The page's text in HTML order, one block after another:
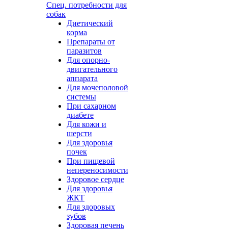
Спец. потребности для
собак
Диетический
корма
Препараты от
паразитов
Для опорно-
двигательного
аппарата
Для мочеполовой
системы
При сахарном
диабете
Для кожи и
шерсти
Для здоровья
почек
При пищевой
непереносимости
Здоровое сердце
Для здоровья
ЖКТ
Для здоровых
зубов
Здоровая печень